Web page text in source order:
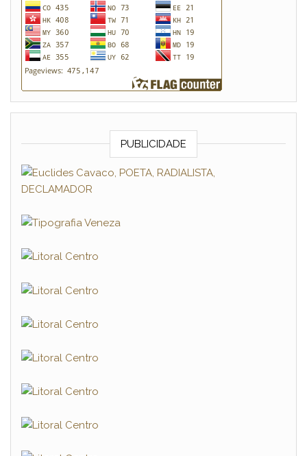
PUBLICIDADE